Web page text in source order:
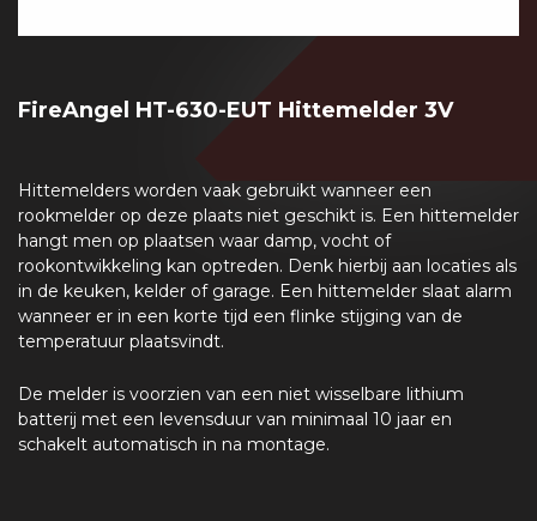
FireAngel HT-630-EUT Hittemelder 3V
Hittemelders worden vaak gebruikt wanneer een
rookmelder op deze plaats niet geschikt is. Een hittemelder
hangt men op plaatsen waar damp, vocht of
rookontwikkeling kan optreden. Denk hierbij aan locaties als
in de keuken, kelder of garage. Een hittemelder slaat alarm
wanneer er in een korte tijd een flinke stijging van de
temperatuur plaatsvindt.
De melder is voorzien van een niet wisselbare lithium
batterij met een levensduur van minimaal 10 jaar en
schakelt automatisch in na montage.